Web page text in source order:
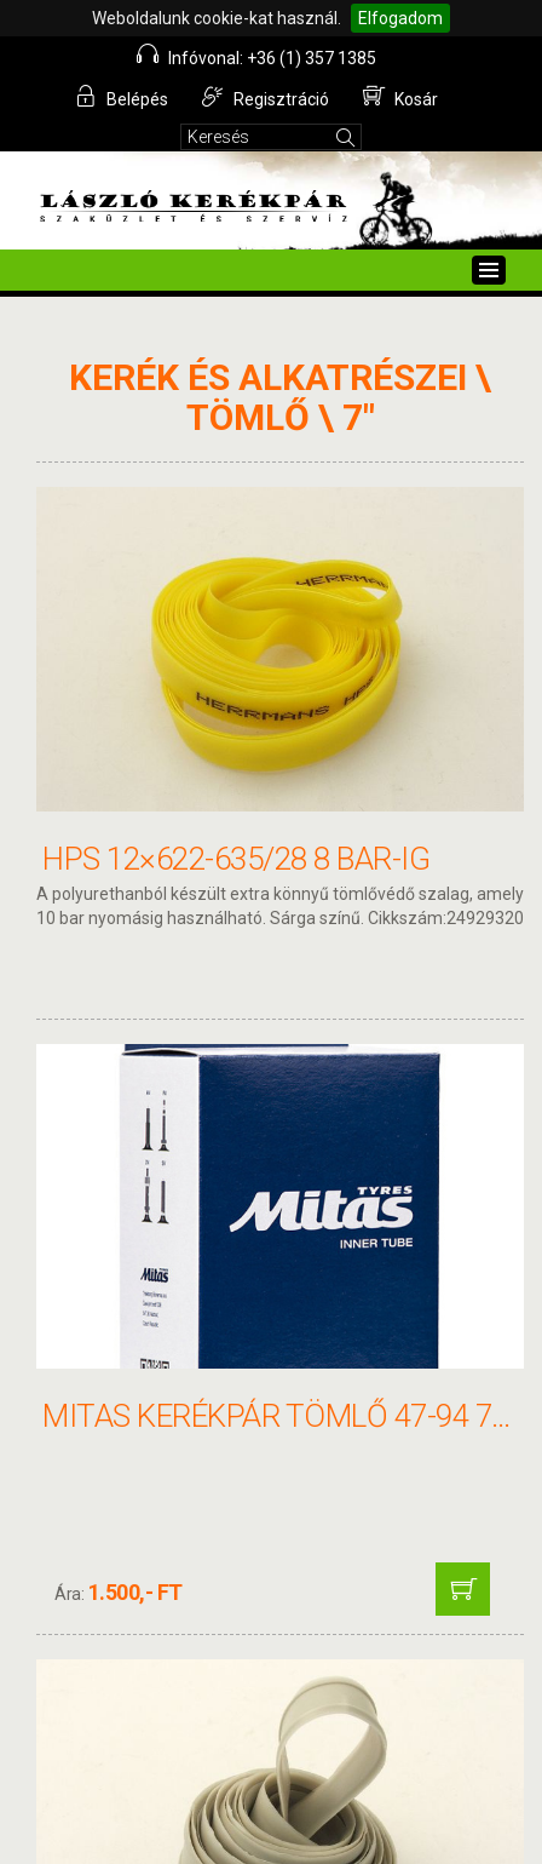
Weboldalunk cookie-kat használ. Elfogadom
Infóvonal: +36 (1) 357 1385
Belépés Regisztráció Kosár
Toggle
KERÉK ÉS ALKATRÉSZEI \
TÖMLŐ \ 7"
HPS 12×622-635/28 8 BAR-IG
A polyurethanból készült extra könnyű tömlővédő szalag, amely
10 bar nyomásig használható. Sárga színű. Cikkszám:24929320
MITAS KERÉKPÁR TÖMLŐ 47-94 7X1 3/4 SV90/90
Ára: 1.500,- FT